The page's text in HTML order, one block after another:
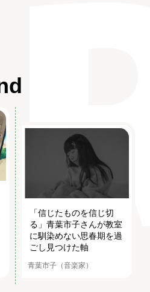
「信じたものを信じ切
る」青葉市子さんが教室
に馴染めない思春期を過
ごし見つけた軸
青葉市子（音楽家）